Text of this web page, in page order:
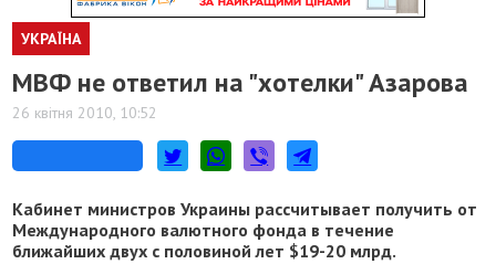
УКРАЇНА
МВФ не ответил на "хотелки" Азарова
26 квітня 2010, 10:52
Кабинет министров Украины рассчитывает получить от
Международного валютного фонда в течение
ближайших двух с половиной лет $19-20 млрд.